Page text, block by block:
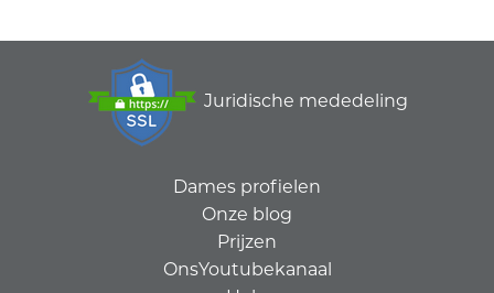
Juridische mededeling
Dames profielen
Onze blog
Prijzen
OnsYoutubekanaal